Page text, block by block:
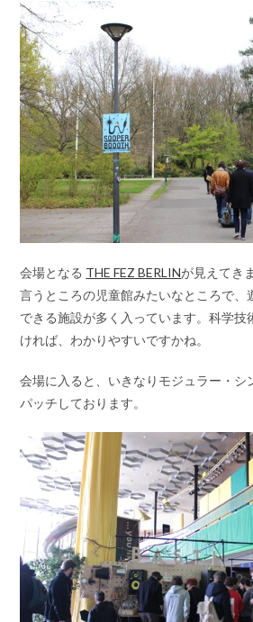
会場となる THE FEZ BERLINが見えてき
言うところの児童館みたいなところで、
できる施設が多く入っています。科学技
ければ、わかりやすいですかね。
会場に入ると、いきなりモジュラー・シ
パッチしております。